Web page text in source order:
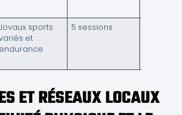
sports
et
endurance
5 sessions
ET RÉSEAUX LOCAUX